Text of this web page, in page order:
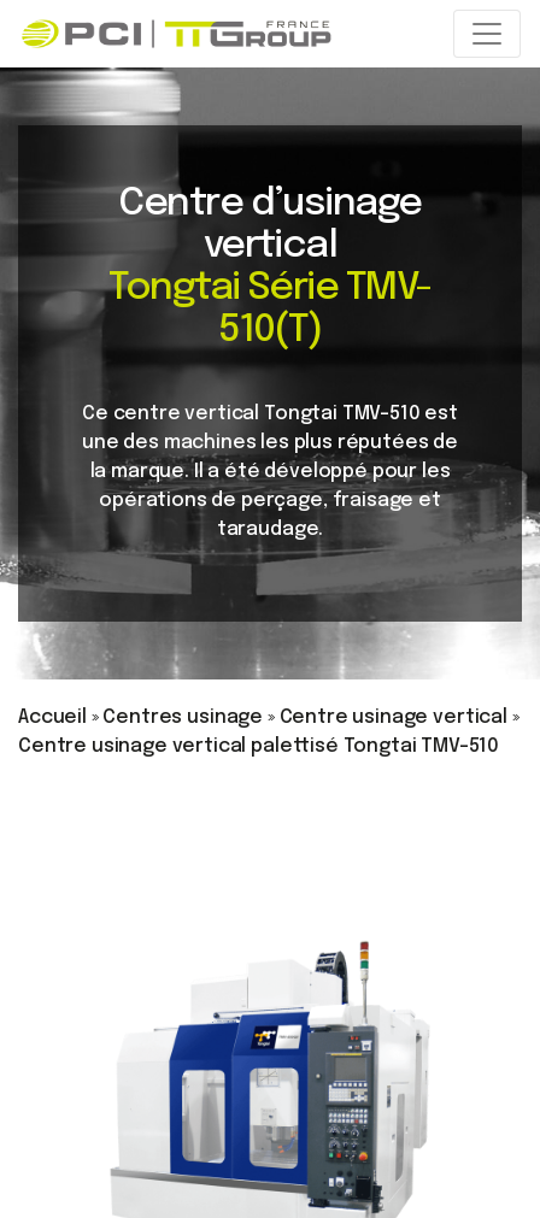
Centre d’usinage
vertical
Tongtai Série TMV-
510(T)
Ce centre vertical Tongtai TMV-510 est
une des machines les plus réputées de
la marque. Il a été développé pour les
opérations de perçage, fraisage et
taraudage.
Accueil » Centres usinage » Centre usinage vertical »
Centre usinage vertical palettisé Tongtai TMV-510